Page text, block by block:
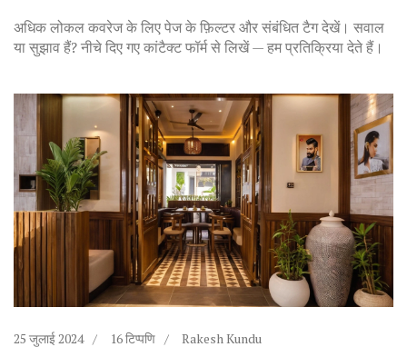
अधिक लोकल कवरेज के लिए पेज के फ़िल्टर और संबंधित टैग देखें। सवाल
या सुझाव हैं? नीचे दिए गए कांटैक्ट फॉर्म से लिखें — हम प्रतिक्रिया देते हैं।
25 जुलाई 2024 16 टिप्पणि Rakesh Kundu